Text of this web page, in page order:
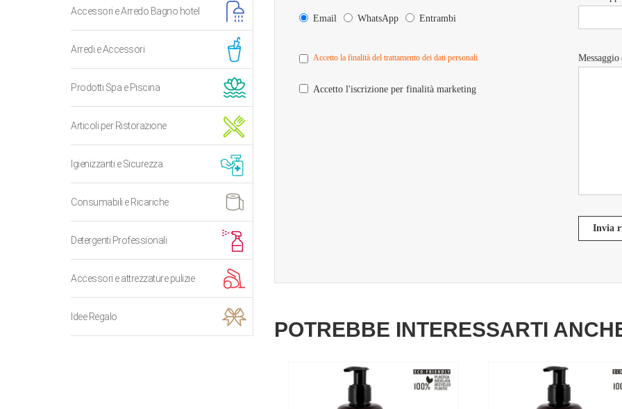
Accessori e Arredo Bagno hotel
Arredi e Accessori
Prodotti Spa e Piscina
Articoli per Ristorazione
Igienizzanti e Sicurezza
Consumabili e Ricariche
Detergenti Professionali
Accessori e attrezzature pulizie
Idee Regalo
Email WhatsApp Entrambi
Accetto la finalità del trattamento dei dati personali
Accetto l'iscrizione per finalità marketing
Messaggio
Invia
POTREBBE INTERESSARTI